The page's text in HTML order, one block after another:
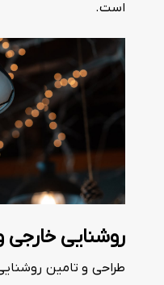
است.
روشنایی خارجی
طراحی و تامین